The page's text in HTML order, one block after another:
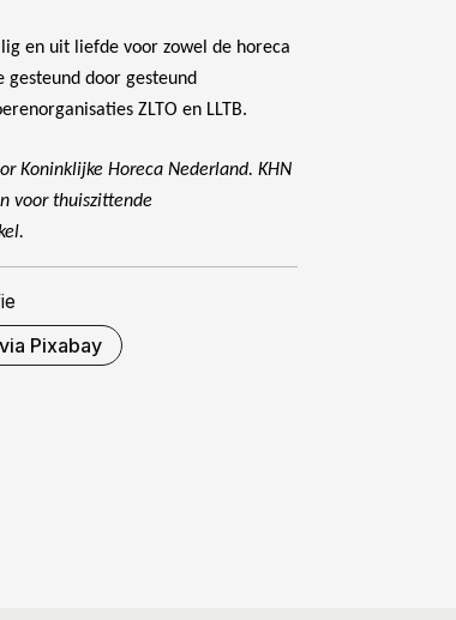
en uit liefde voor zowel de horeca
gesteund door gesteund
ZLTO en LLTB.
Koninklijke Horeca Nederland. KHN
voor thuiszittende
Pixabay